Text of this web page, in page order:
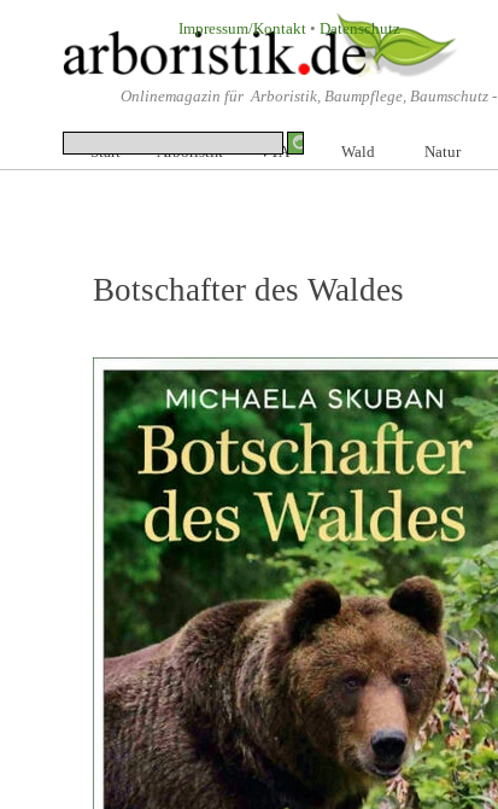
Impressum/Kontakt • Datenschutz
Onlinemagazin für Arboristik, Baumpflege, Baumschutz -
Start Arboristik ▼
VTA ▼
Wald Natur
Botschafter des Waldes